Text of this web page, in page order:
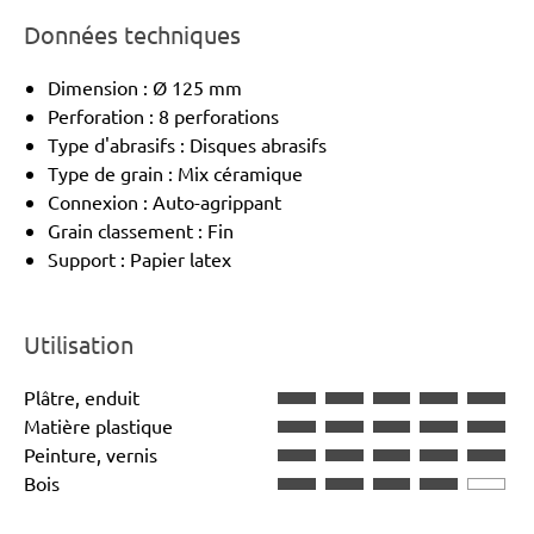
Données techniques
Dimension : Ø 125 mm
Perforation : 8 perforations
Type d'abrasifs : Disques abrasifs
Type de grain : Mix céramique
Connexion : Auto-agrippant
Grain classement : Fin
Support : Papier latex
Utilisation
Plâtre, enduit
Matière plastique
Peinture, vernis
Bois